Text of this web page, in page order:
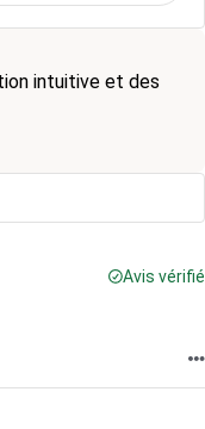
intuitive et des
Avis vérifié